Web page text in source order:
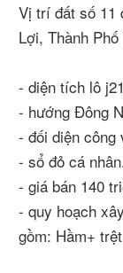
Vị trí đất số 11
Lợi, Thành
- diện tích lô
- hướng Đông
- đối diện công
- sổ đỏ cá
- giá bán 140
- quy hoạch
gồm: Hầm+